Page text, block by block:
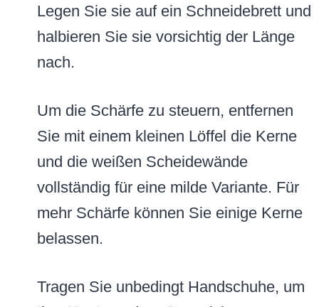
Legen Sie sie auf ein Schneidebrett und
halbieren Sie sie vorsichtig der Länge
nach.
Um die Schärfe zu steuern, entfernen
Sie mit einem kleinen Löffel die Kerne
und die weißen Scheidewände
vollständig für eine milde Variante. Für
mehr Schärfe können Sie einige Kerne
belassen.
Tragen Sie unbedingt Handschuhe, um